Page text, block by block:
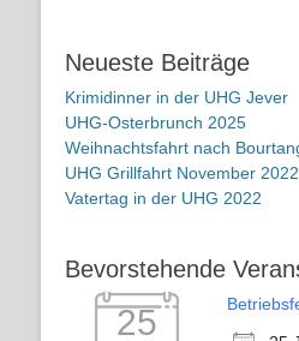
Neueste Beiträge
Krimidinner in der UHG Jever
UHG-Osterbrunch 2025
Weihnachtsfahrt nach
UHG Grillfahrt November 2022
Vatertag in der UHG 2022
Bevorstehende
25